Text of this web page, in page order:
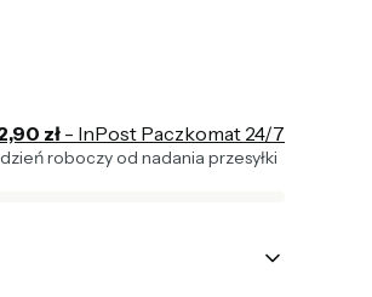
zł - InPost Paczkomat 24/7
roboczy od nadania przesyłki